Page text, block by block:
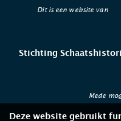
Dit is een website van
Stichting
Mede
Deze website gebruikt